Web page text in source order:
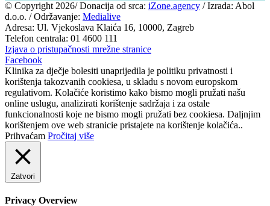
© Copyright 2026/ Donacija od srca: iZone.agency / Izrada: Abol
d.o.o. / Održavanje: Medialive
Adresa: Ul. Vjekoslava Klaića 16, 10000, Zagreb
Telefon centrala: 01 4600 111
Izjava o pristupačnosti mrežne stranice
Facebook
Klinika za dječje bolesiti unaprijedila je politiku privatnosti i
korištenja takozvanih cookiesa, u skladu s novom europskom
regulativom. Kolačiće koristimo kako bismo mogli pružati našu
online uslugu, analizirati korištenje sadržaja i za ostale
funkcionalnosti koje ne bismo mogli pružati bez cookiesa. Daljnjim
korištenjem ove web stranicie pristajete na korištenje kolačića..
Prihvaćam Pročitaj više
Zatvori
Privacy Overview